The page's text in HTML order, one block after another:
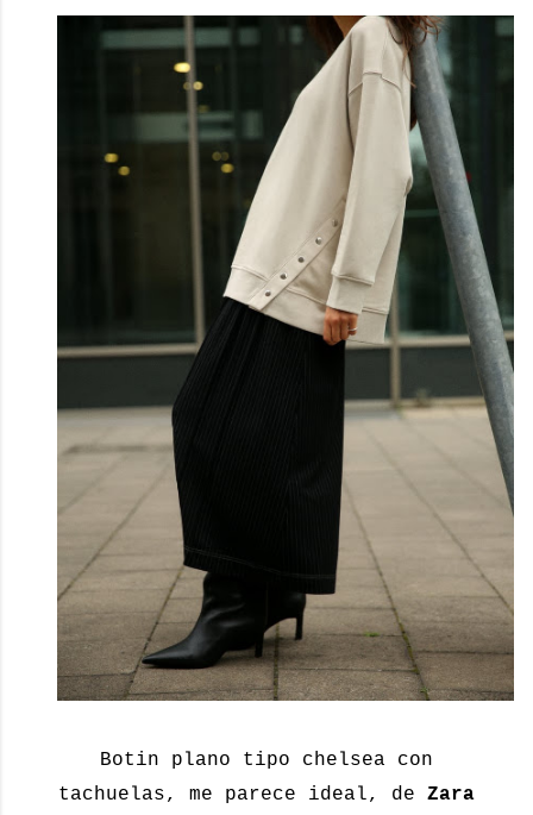
Botin plano tipo chelsea con
tachuelas, me parece ideal, de Zara